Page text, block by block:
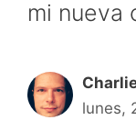
mi nueva
lunes,